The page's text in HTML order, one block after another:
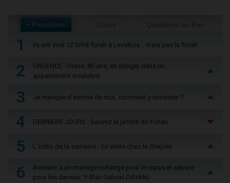
+ Populaires
1 Ils ont volé 12 Sifré Torah à Levallois… mais pas la Torah
2
URGENCE - Diane, 80 ans, en danger dans un
appartement insalubre
3 Je manque d'estime de moi, comment y remédier ?
4 DERNIERS JOURS : Sauvez la jambe de Yohan
5 L'édito de la semaine - En visite chez le Steipler
6
Assister à un mariage mélangé pour le repas et séparé
pour les danses ?! (Rav Gabriel DAYAN)